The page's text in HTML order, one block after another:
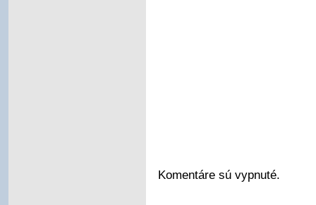
Komentáre sú vypnuté.